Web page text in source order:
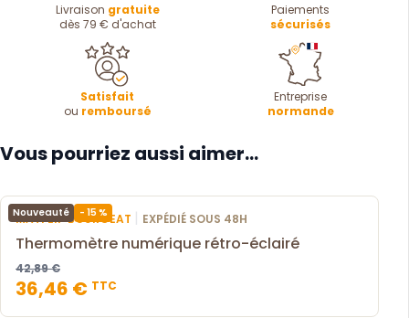
Livraison gratuite
dès 79 € d'achat
Paiements
sécurisés
Satisfait
ou remboursé
Entreprise
normande
Vous pourriez aussi aimer...
Nouveauté - 15 %
MATFER-BOURGEAT | EXPÉDIÉ SOUS 48H
Thermomètre numérique rétro-éclairé
42,89 €
36,46 € TTC